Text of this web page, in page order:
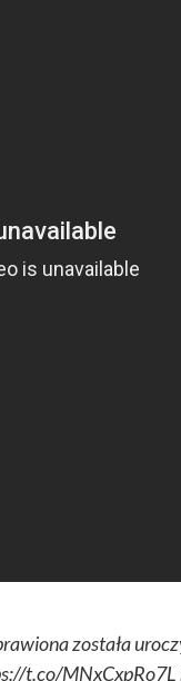
została
t.co/MNxCxpRo7L